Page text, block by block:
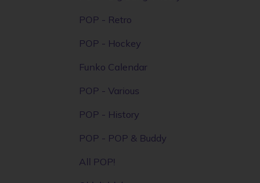
POP - Retro
POP - Hockey
Funko Calendar
POP - Various
POP - History
POP - POP & Buddy
All POP!